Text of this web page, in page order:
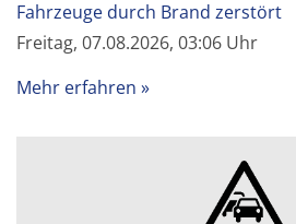
Fahrzeuge durch Brand zerstört
Freitag, 07.08.2026, 03:06 Uhr
Mehr erfahren